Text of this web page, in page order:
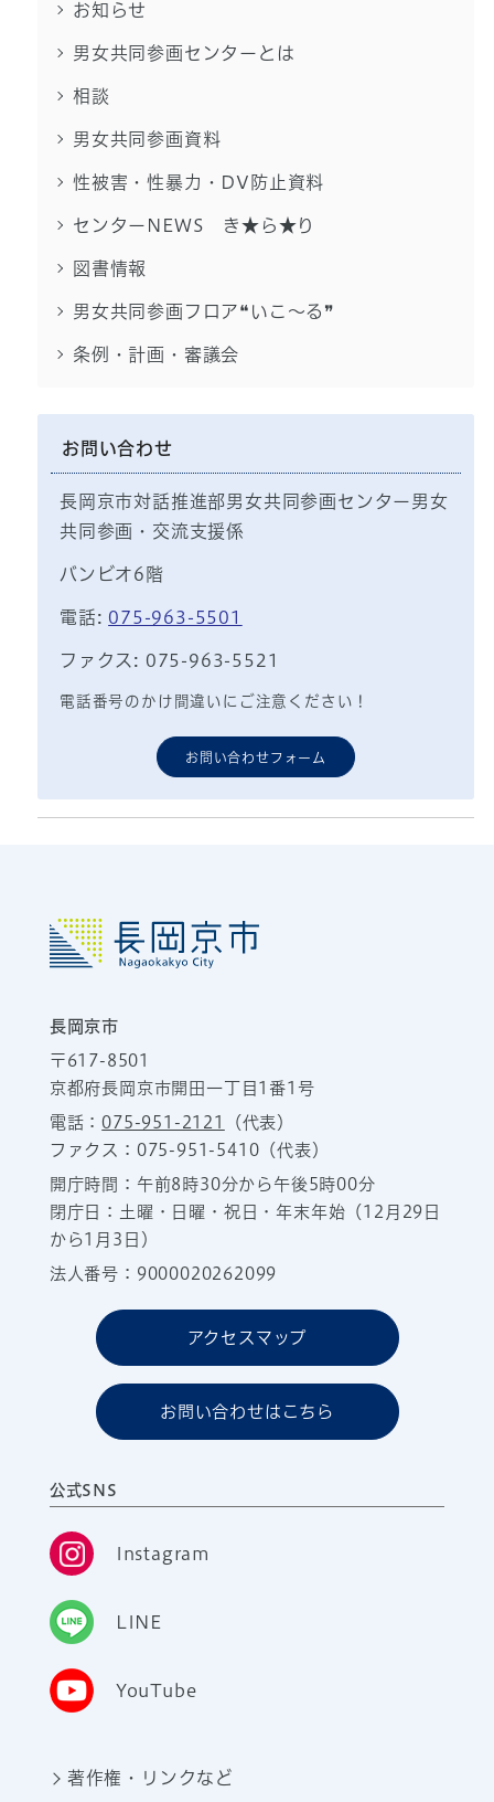
お知らせ
男女共同参画センターとは
相談
男女共同参画資料
性被害・性暴力・DV防止資料
センターNEWS き★ら★り
図書情報
男女共同参画フロア❝いこ～る❞
条例・計画・審議会
お問い合わせ
長岡京市対話推進部男女共同参画センター男女
共同参画・交流支援係
バンビオ6階
電話: 075-963-5501
ファクス: 075-963-5521
電話番号のかけ間違いにご注意ください！
お問い合わせフォーム
長岡京市
〒617-8501
京都府長岡京市開田一丁目1番1号
電話：075-951-2121
（代表）
ファクス：075-951-5410（代表）
開庁時間：午前8時30分から午後5時00分
閉庁日：土曜・日曜・祝日・年末年始（12月29日
から1月3日）
法人番号：9000020262099
アクセスマップ
お問い合わせはこちら
公式SNS
Instagram
LINE
YouTube
著作権・リンクなど